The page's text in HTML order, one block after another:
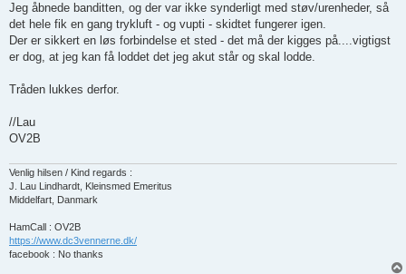
Jeg åbnede banditten, og der var ikke synderligt med støv/urenheder, så
det hele fik en gang trykluft - og vupti - skidtet fungerer igen.
Der er sikkert en løs forbindelse et sted - det må der kigges på....vigtigst
er dog, at jeg kan få loddet det jeg akut står og skal lodde.
Tråden lukkes derfor.
//Lau
OV2B
Venlig hilsen / Kind regards :
J. Lau Lindhardt, Kleinsmed Emeritus
Middelfart, Danmark
HamCall : OV2B
https://www.dc3vennerne.dk/
facebook : No thanks